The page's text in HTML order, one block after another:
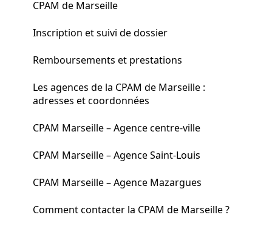
CPAM de Marseille
Inscription et suivi de dossier
Remboursements et prestations
Les agences de la CPAM de Marseille :
adresses et coordonnées
CPAM Marseille – Agence centre-ville
CPAM Marseille – Agence Saint-Louis
CPAM Marseille – Agence Mazargues
Comment contacter la CPAM de Marseille ?